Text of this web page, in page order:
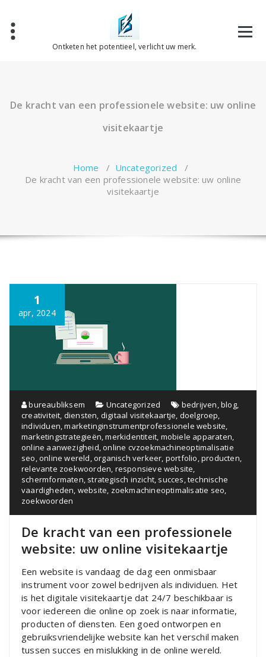
inhoud
Ontketen het potentieel, verlicht uw merk.
De kracht van een professionele website: uw online
visitekaartje
Home / Uncategorized /
De kracht van een professionele website: uw online
visitekaartje
1
apr, 2024
bureaubliksem Uncategorized bedrijven,blog,
creativiteit, diensten, digitaal visitekaartje, doelgroep,
individuen,marketinginstrumentprofessionele website,
marketingstrategieën,merkidentiteit, mobiele apparaten,
online aanwezigheid,online cvzoekmachineoptimalisatie
seo,online wereld,organisch verkeer, portfolio,producten,
relevante zoekwoorden, responsieve website,
schermformaten, strategisch inzicht, succes,technische
vaardigheden, website, zoekmachineoptimalisatie seo,
zoekwoorden
De kracht van een professionele
website: uw online visitekaartje
Een website is vandaag de dag een onmisbaar
instrument voor zowel bedrijven als individuen. Het
is het digitale visitekaartje dat 24/7 beschikbaar is
voor iedereen die online op zoek is naar informatie,
producten of diensten. Een goed ontworpen en
gebruiksvriendelijke website kan het verschil maken
tussen succes en mislukking in de online wereld.